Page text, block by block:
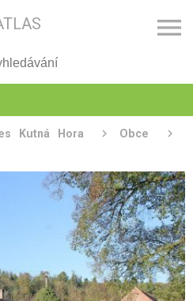

Kutná Hora
Obce